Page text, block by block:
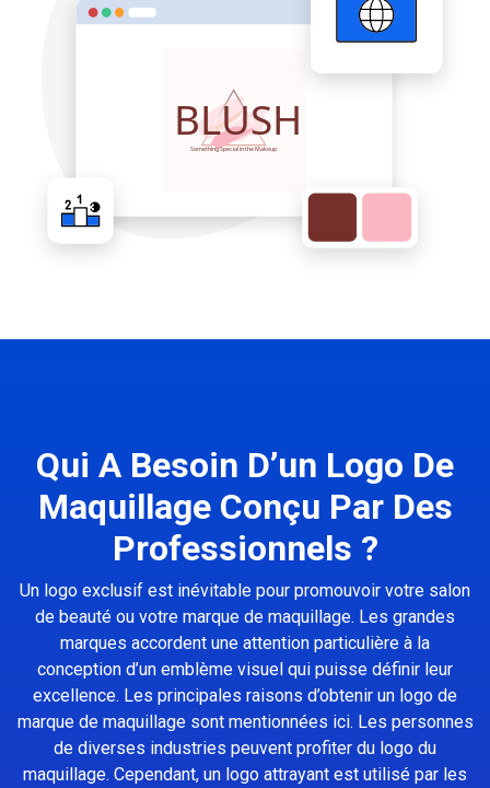
Qui A Besoin D’un Logo De
Maquillage Conçu Par Des
Professionnels ?
Un logo exclusif est inévitable pour promouvoir votre salon
de beauté ou votre marque de maquillage. Les grandes
marques accordent une attention particulière à la
conception d’un emblème visuel qui puisse définir leur
excellence. Les principales raisons d’obtenir un logo de
marque de maquillage sont mentionnées ici. Les personnes
de diverses industries peuvent profiter du logo du
maquillage. Cependant, un logo attrayant est utilisé par les